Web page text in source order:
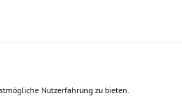
Nutzerfahrung zu bieten.